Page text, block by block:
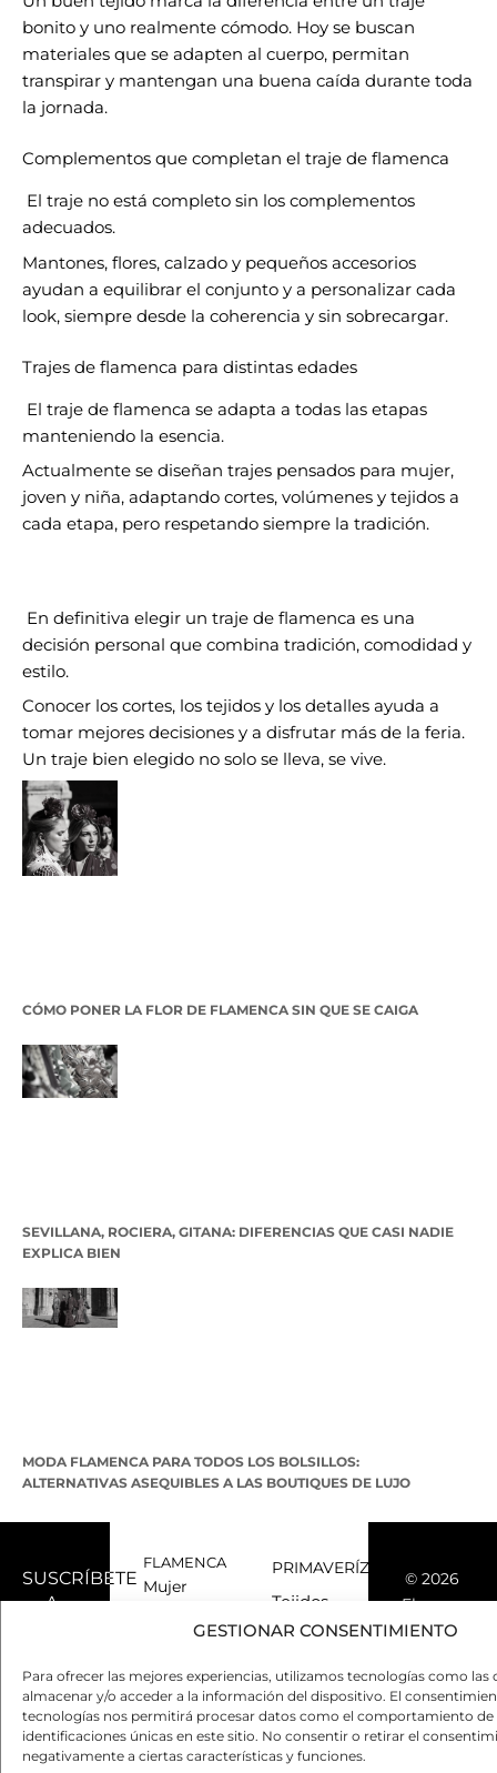
GESTIONAR CONSENTIMIENTO
Para ofrecer las mejores experiencias, utilizamos tecnologías como las
almacenar y/o acceder a la información del dispositivo. El
tecnologías nos permitirá procesar datos como el comportamiento de
identificaciones únicas en este sitio. No consentir o retirar el
negativamente a ciertas características y funciones.
bonito y uno realmente cómodo. Hoy se buscan
materiales que se adapten al cuerpo, permitan
transpirar y mantengan una buena caída durante toda
la jornada.
Complementos que completan el traje de flamenca
El traje no está completo sin los complementos
adecuados.
Mantones, flores, calzado y pequeños accesorios
ayudan a equilibrar el conjunto y a personalizar cada
look, siempre desde la coherencia y sin sobrecargar.
Trajes de flamenca para distintas edades
El traje de flamenca se adapta a todas las etapas
manteniendo la esencia.
Actualmente se diseñan trajes pensados para mujer,
joven y niña, adaptando cortes, volúmenes y tejidos a
cada etapa, pero respetando siempre la tradición.
En definitiva elegir un traje de flamenca es una
decisión personal que combina tradición, comodidad y
estilo.
Conocer los cortes, los tejidos y los detalles ayuda a
tomar mejores decisiones y a disfrutar más de la feria.
Un traje bien elegido no solo se lleva, se vive.
CÓMO PONER LA FLOR DE FLAMENCA SIN QUE SE CAIGA
SEVILLANA, ROCIERA, GITANA: DIFERENCIAS QUE CASI NADIE
EXPLICA BIEN
MODA FLAMENCA PARA TODOS LOS BOLSILLOS:
ALTERNATIVAS ASEQUIBLES A LAS BOUTIQUES DE LUJO
SUSCRÍBETE
A
Y TE
ENVIAREMOS
INFORMACIÓN
SOBRE
FLAMENCA
Mujer
Arreglos
a
medida
Trajes de
PRIMAVERÍZATE
Tejidos
flexibles
ligeros
que se
adaptan
al
© 2026
Flamenca
de
por
Inficon